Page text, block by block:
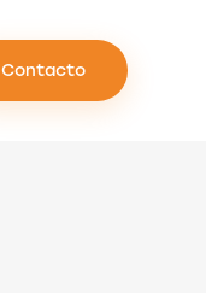
Contacto